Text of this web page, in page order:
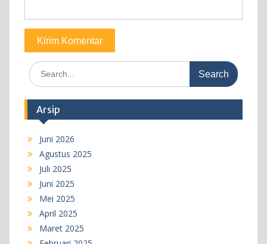
Search
for:
Arsip
Juni 2026
Agustus 2025
Juli 2025
Juni 2025
Mei 2025
April 2025
Maret 2025